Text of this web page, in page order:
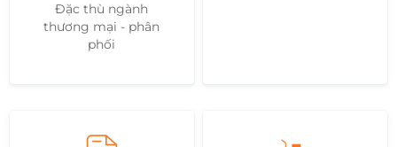
Đặc thù ngành
thương mại - phân
phối